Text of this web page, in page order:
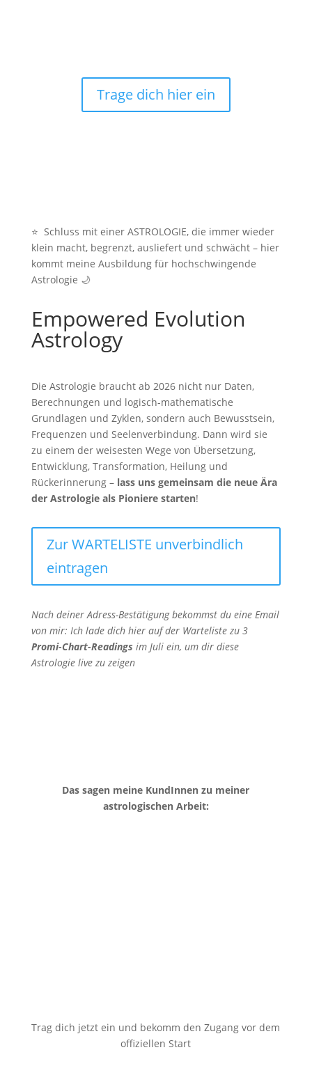
Trage dich hier ein
⭐ Schluss mit einer ASTROLOGIE, die immer wieder
klein macht, begrenzt, ausliefert und schwächt – hier
kommt meine Ausbildung für hochschwingende
Astrologie 🌙
Empowered Evolution
Astrology
Die Astrologie braucht ab 2026 nicht nur Daten,
Berechnungen und logisch-mathematische
Grundlagen und Zyklen, sondern auch Bewusstsein,
Frequenzen und Seelenverbindung. Dann wird sie
zu einem der weisesten Wege von Übersetzung,
Entwicklung, Transformation, Heilung und
Rückerinnerung – lass uns gemeinsam die neue Ära
der Astrologie als Pioniere starten!
Zur WARTELISTE unverbindlich
eintragen
Nach deiner Adress-Bestätigung bekommst du eine Email
von mir: Ich lade dich hier auf der Warteliste zu 3
Promi-Chart-Readings im Juli ein, um dir diese
Astrologie live zu zeigen
Das sagen meine KundInnen zu meiner
astrologischen Arbeit:
Trag dich jetzt ein und bekomm den Zugang vor dem
offiziellen Start